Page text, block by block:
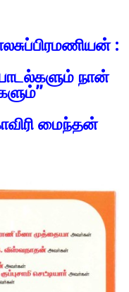
:
நான்
மைந்தன்